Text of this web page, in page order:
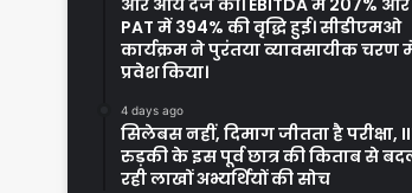
और आय दर्ज की। EBITDA में 207% और
PAT में 394% की वृद्धि हुई। सीडीएमओ
कार्यक्रम ने पुरंतया व्यावसायीक चरण
प्रवेश किया।
4 days ago
सिलेबस नहीं, दिमाग जीतता है परीक्षा,
रुड़की के इस पूर्व छात्र की किताब से
रही लाखों अभ्यर्थियों की सोच